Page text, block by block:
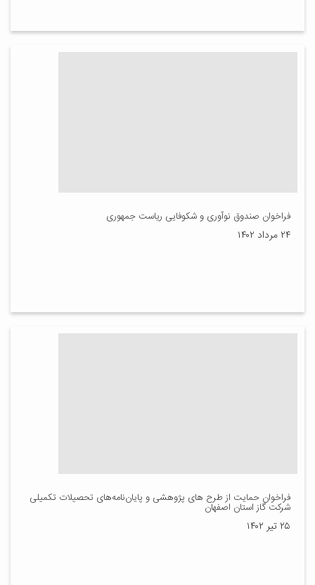
فراخوان صندوق نوآوری و شکوفایی ریاست جمهوری
۲۴ مرداد ۱۴۰۲
فراخوان حمایت از طرح های پژوهشی و پایان‌نامه‌های تحصیلات تکمیلی
شرکت گاز استان اصفهان
۲۵ تیر ۱۴۰۲